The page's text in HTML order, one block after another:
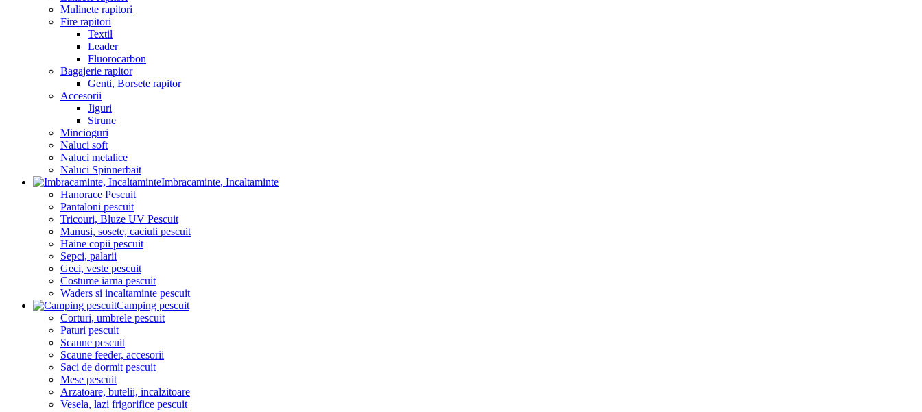
Mulinete rapitori
Fire rapitori
Textil
Leader
Fluorocarbon
Bagajerie rapitor
Genti, Borsete rapitor
Accesorii
Jiguri
Strune
Mincioguri
Naluci soft
Naluci metalice
Naluci Spinnerbait
Imbracaminte, Incaltaminte
Hanorace Pescuit
Pantaloni pescuit
Tricouri, Bluze UV Pescuit
Manusi, sosete, caciuli pescuit
Haine copii pescuit
Sepci, palarii
Geci, veste pescuit
Costume iarna pescuit
Waders si incaltaminte pescuit
Camping pescuit
Corturi, umbrele pescuit
Paturi pescuit
Scaune pescuit
Scaune feeder, accesorii
Saci de dormit pescuit
Mese pescuit
Arzatoare, butelii, incalzitoare
Vesela, lazi frigorifice pescuit